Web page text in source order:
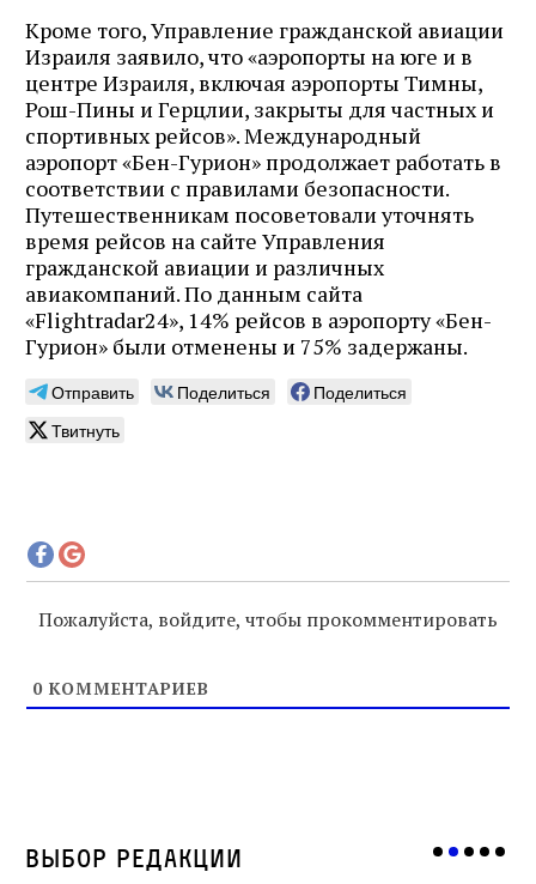
Кроме того, Управление гражданской авиации
Израиля заявило, что «аэропорты на юге и в
центре Израиля, включая аэропорты Тимны,
Рош-Пины и Герцлии, закрыты для частных и
спортивных рейсов». Международный
аэропорт «Бен-Гурион» продолжает работать в
соответствии с правилами безопасности.
Путешественникам посоветовали уточнять
время рейсов на сайте Управления
гражданской авиации и различных
авиакомпаний. По данным сайта
«Flightradar24», 14% рейсов в аэропорту «Бен-
Гурион» были отменены и 75% задержаны.
Отправить Поделиться
Поделиться
Твитнуть
Пожалуйста, войдите, чтобы прокомментировать
0 КОММЕНТАРИЕВ
Выбор редакции